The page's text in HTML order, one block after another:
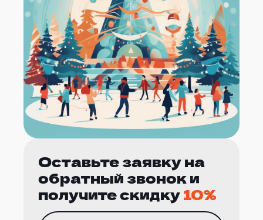
Оставьте заявку на
обратный звонок и
получите скидку10%